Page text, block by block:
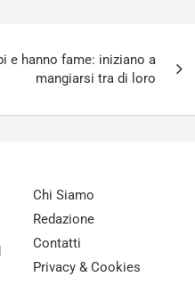
e hanno fame: iniziano a
mangiarsi tra di loro
Chi Siamo
Redazione
Contatti
Privacy & Cookies